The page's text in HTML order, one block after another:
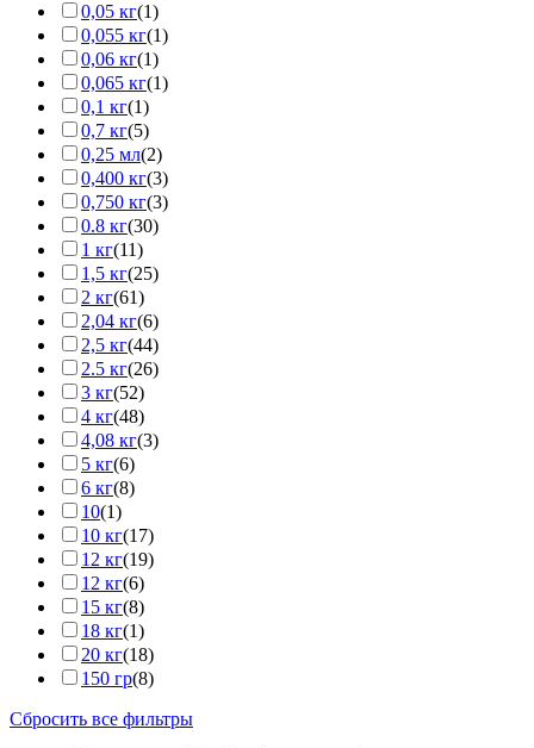
0,05 кг(1)
0,055 кг(1)
0,06 кг(1)
0,065 кг(1)
0,1 кг(1)
0,7 кг(5)
0,25 мл(2)
0,400 кг(3)
0,750 кг(3)
0.8 кг(30)
1 кг(11)
1,5 кг(25)
2 кг(61)
2,04 кг(6)
2,5 кг(44)
2.5 кг(26)
3 кг(52)
4 кг(48)
4,08 кг(3)
5 кг(6)
6 кг(8)
10(1)
10 кг(17)
12 кг(19)
12 кг(6)
15 кг(8)
18 кг(1)
20 кг(18)
150 гр(8)
Сбросить все фильтры